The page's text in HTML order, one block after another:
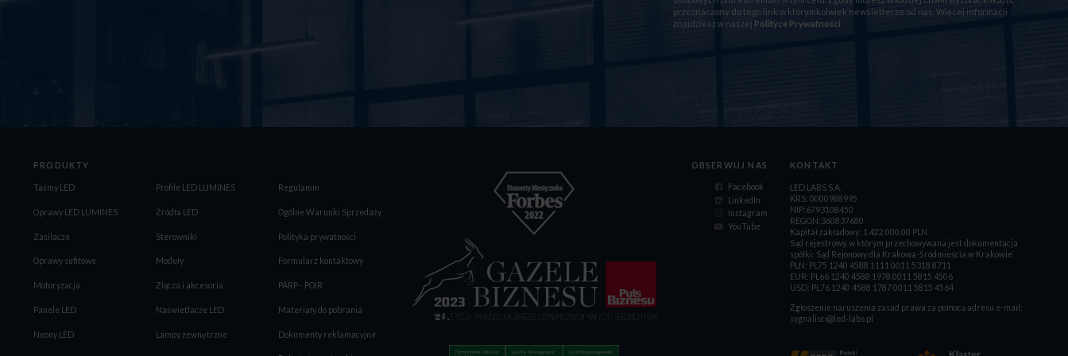
przeznaczony do tego link w którymkolwiek newsletterze od nas. Więcej informacji
znajdziesz w naszej Polityce Prywatności
PRODUKTY
Taśmy LED Profile LED LUMINES
Oprawy LED LUMINES Źródła LED
Zasilacze Sterowniki
Oprawy sufitowe Moduły
Motoryzacja Złącza i akcesoria
Panele LED Naświetlacze LED
Neony LED Lampy zewnętrzne
Regulamin
Ogólne Warunki Sprzedaży
Polityka prywatności
Formularz kontaktowy
PARP - POIR
Materiały do pobrania
Dokumenty reklamacyjne
OBSERWUJ NAS
Facebook
LinkedIn
Instagram
YouTube
KONTAKT
LED LABS S.A.
KRS: 0000988995
NIP:6793108450
REGON:360837680
Kapitał zakładowy: 1.422.000,00 PLN
Sąd rejestrowy, w którym przechowywana jest dokumentacja
spółki: Sąd Rejonowy dla Krakowa-Śródmieścia w Krakowie
PLN: PL75 1240 4588 1111 0011 5318 8711
EUR: PL66 1240 4588 1978 0011 5815 4506
USD: PL76 1240 4588 1787 0011 5815 4564
Zgłoszenie naruszenia zasad prawa za pomocą adresu e-mail:
sygnalisci@led-labs.pl